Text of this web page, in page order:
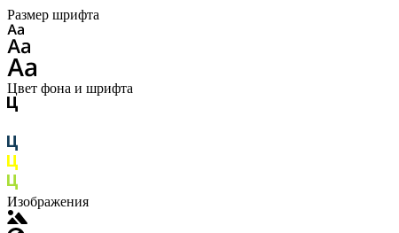
Размер шрифта
Цвет фона и шрифта
Изображения